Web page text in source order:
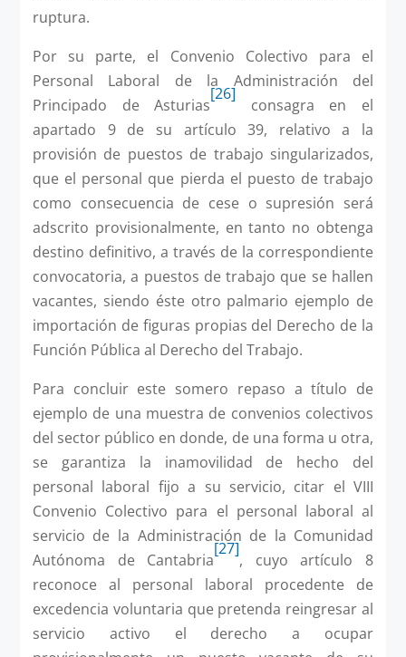
ruptura.
Por su parte, el Convenio Colectivo para el
Personal Laboral de la Administración del
Principado de Asturias
[26]
consagra en el
apartado 9 de su artículo 39, relativo a la
provisión de puestos de trabajo singularizados,
que el personal que pierda el puesto de trabajo
como consecuencia de cese o supresión será
adscrito provisionalmente, en tanto no obtenga
destino definitivo, a través de la correspondiente
convocatoria, a puestos de trabajo que se hallen
vacantes, siendo éste otro palmario ejemplo de
importación de figuras propias del Derecho de la
Función Pública al Derecho del Trabajo.
Para concluir este somero repaso a título de
ejemplo de una muestra de convenios colectivos
del sector público en donde, de una forma u otra,
se garantiza la inamovilidad de hecho del
personal laboral fijo a su servicio, citar el VIII
Convenio Colectivo para el personal laboral al
servicio de la Administración de la Comunidad
Autónoma de Cantabria
[27]
, cuyo artículo 8
reconoce al personal laboral procedente de
excedencia voluntaria que pretenda reingresar al
servicio activo el derecho a ocupar